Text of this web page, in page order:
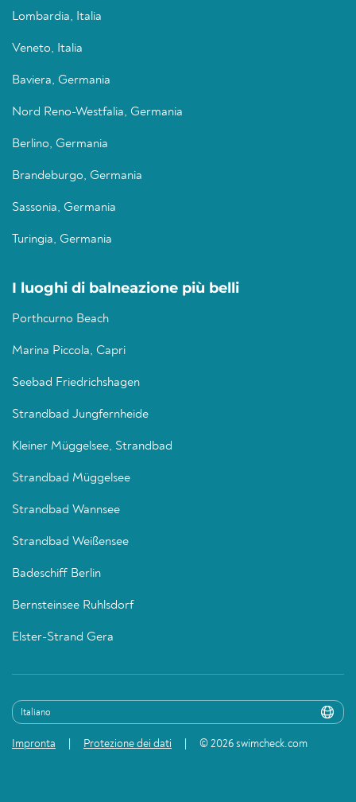
Lombardia, Italia
Veneto, Italia
Baviera, Germania
Nord Reno-Westfalia, Germania
Berlino, Germania
Brandeburgo, Germania
Sassonia, Germania
Turingia, Germania
I luoghi di balneazione più belli
Porthcurno Beach
Marina Piccola, Capri
Seebad Friedrichshagen
Strandbad Jungfernheide
Kleiner Müggelsee, Strandbad
Strandbad Müggelsee
Strandbad Wannsee
Strandbad Weißensee
Badeschiff Berlin
Bernsteinsee Ruhlsdorf
Elster-Strand Gera
Impronta Protezione dei dati © 2026 swimcheck.com